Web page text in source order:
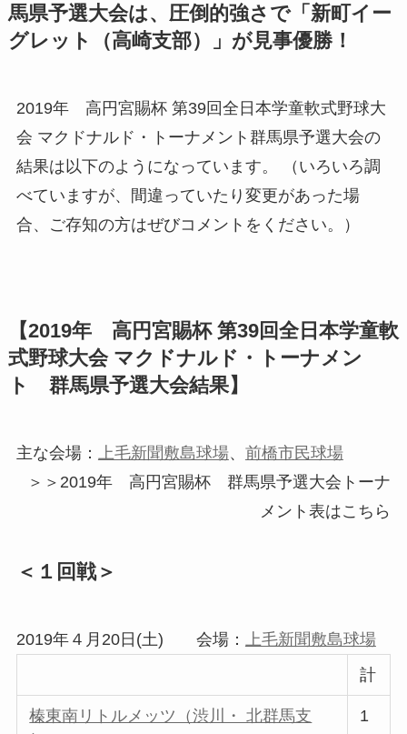
馬県予選大会は、圧倒的強さで「新町イー
グレット（高崎支部）」が見事優勝！
2019年 高円宮賜杯 第39回全日本学童軟式野球大
会 マクドナルド・トーナメント群馬県予選大会の
結果は以下のようになっています。
（いろいろ調
べていますが、間違っていたり変更があった場
合、ご存知の方はぜびコメントをください。）
【2019年 高円宮賜杯 第39回全日本学童軟
式野球大会 マクドナルド・トーナメン
ト 群馬県予選大会結果】
主な会場： 上毛新聞敷島球場、 前橋市民球場
＞＞2019年 高円宮賜杯 群馬県予選大会トーナ
メント表はこちら
＜１回戦＞
2019年４月20日(土) 会場： 上毛新聞敷島球場
計
榛東南リトルメッツ（渋川・ 北群馬支
1